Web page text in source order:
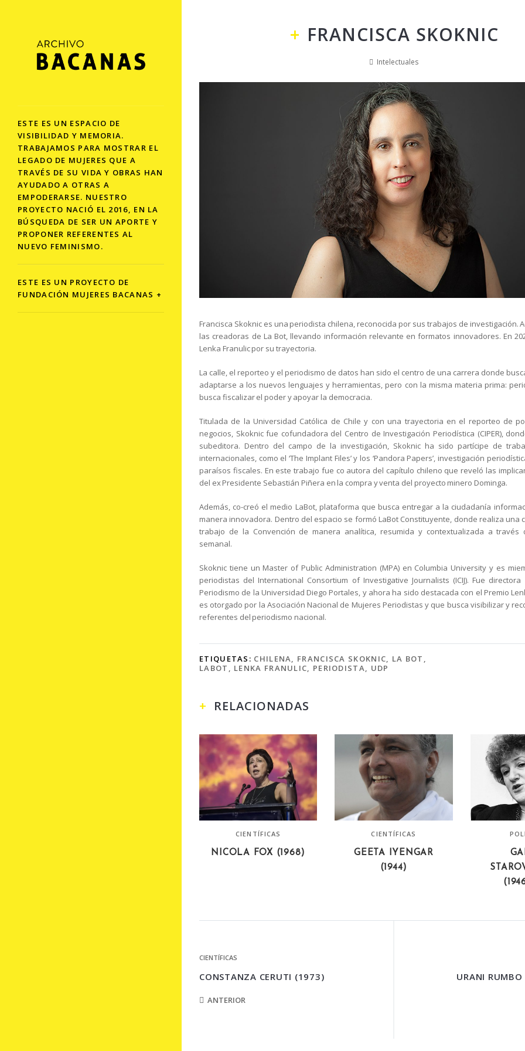
ESTE ES UN ESPACIO DE
VISIBILIDAD Y MEMORIA.
TRABAJAMOS PARA MOSTRAR EL
LEGADO DE MUJERES QUE A
TRAVÉS DE SU VIDA Y OBRAS HAN
AYUDADO A OTRAS A
EMPODERARSE. NUESTRO
PROYECTO NACIÓ EL 2016, EN LA
BÚSQUEDA DE SER UN APORTE Y
PROPONER REFERENTES AL
NUEVO FEMINISMO.
ESTE ES UN PROYECTO DE
FUNDACIÓN MUJERES BACANAS +
FRANCISCA SKOKNIC
Intelectuales
Francisca Skoknic es una periodista chilena, reconocida por sus trabajos de investigación.
las creadoras de La Bot, llevando información relevante en formatos innovadores. En
Lenka Franulic por su trayectoria.
La calle, el reporteo y el periodismo de datos han sido el centro de una carrera donde
adaptarse a los nuevos lenguajes y herramientas, pero con la misma materia prima:
busca fiscalizar el poder y apoyar la democracia.
Titulada de la Universidad Católica de Chile y con una trayectoria en el reporteo de
negocios, Skoknic fue cofundadora del Centro de Investigación Periodística (CIPER),
subeditora. Dentro del campo de la investigación, Skoknic ha sido partícipe de
internacionales, como el ‘The Implant Files’ y los ‘Pandora Papers’, investigación
paraísos fiscales. En este trabajo fue co autora del capítulo chileno que reveló las
del ex Presidente Sebastián Piñera en la compra y venta del proyecto minero Dominga.
Además, co-creó el medio LaBot, plataforma que busca entregar a la ciudadanía
manera innovadora. Dentro del espacio se formó LaBot Constituyente, donde realiza una
trabajo de la Convención de manera analítica, resumida y contextualizada a través
semanal.
Skoknic tiene un Master of Public Administration (MPA) en Columbia University y es
periodistas del International Consortium of Investigative Journalists (ICIJ). Fue
Periodismo de la Universidad Diego Portales, y ahora ha sido destacada con el Premio
es otorgado por la Asociación Nacional de Mujeres Periodistas y que busca visibilizar y
referentes del periodismo nacional.
ETIQUETAS: CHILENA, FRANCISCA SKOKNIC, LA BOT ,
LABOT , LENKA FRANULIC, PERIODISTA, UDP
RELACIONADAS
CIENTÍFICAS
NICOLA FOX (1968)
CIENTÍFICAS
GEETA IYENGAR
(1944)
CIENTÍFICAS
CONSTANZA CERUTI (1973)
ANTERIOR
URANI